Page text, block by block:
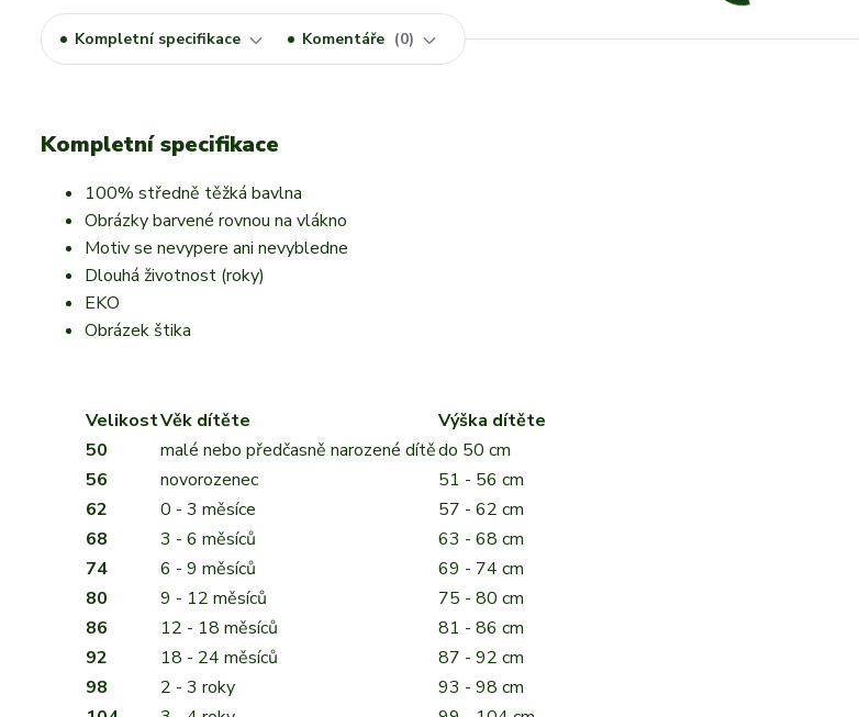
Kompletní specifikace Komentáře 0
Kompletní specifikace
100% středně těžká bavlna
Obrázky barvené rovnou na vlákno
Motiv se nevypere ani nevybledne
Dlouhá životnost (roky)
EKO
Obrázek štika
VelikostVěk dítěte
Výška dítěte
50
malé nebo předčasně narozené dítědo 50 cm
56
novorozenec
51 - 56 cm
62
0 - 3 měsíce
57 - 62 cm
68
3 - 6 měsíců
63 - 68 cm
74
6 - 9 měsíců
69 - 74 cm
80
9 - 12 měsíců
75 - 80 cm
86
12 - 18 měsíců
81 - 86 cm
92
18 - 24 měsíců
87 - 92 cm
98
2 - 3 roky
93 - 98 cm